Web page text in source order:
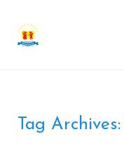
Tag Archives: